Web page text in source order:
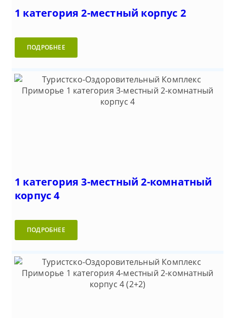
1 категория 2-местный корпус 2
ПОДРОБНЕЕ
1 категория 3-местный 2-комнатный
корпус 4
ПОДРОБНЕЕ